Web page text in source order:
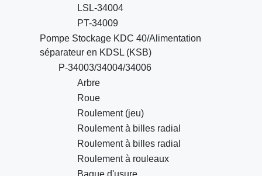
LSL-34004
PT-34009
Pompe Stockage KDC 40/Alimentation
séparateur en KDSL (KSB)
P-34003/34004/34006
Arbre
Roue
Roulement (jeu)
Roulement à billes radial
Roulement à billes radial
Roulement à rouleaux